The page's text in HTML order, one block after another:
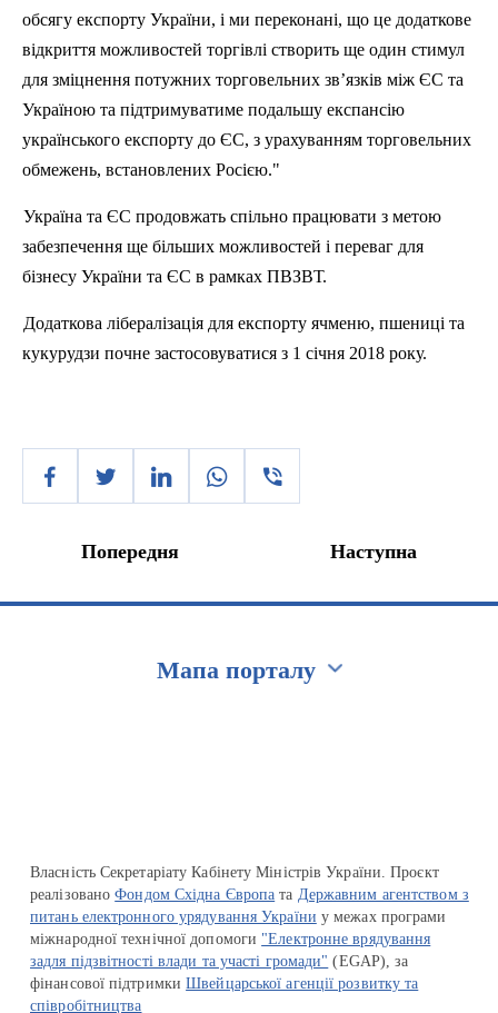
обсягу експорту України, і ми переконані, що це додаткове
відкриття можливостей торгівлі створить ще один стимул
для зміцнення потужних торговельних зв’язків між ЄС та
Україною та підтримуватиме подальшу експансію
українського експорту до ЄС, з урахуванням торговельних
обмежень, встановлених Росією."
Україна та ЄС продовжать спільно працювати з метою
забезпечення ще більших можливостей і переваг для
бізнесу України та ЄС в рамках ПВЗВТ.
Додаткова лібералізація для експорту ячменю, пшениці та
кукурудзи почне застосовуватися з 1 січня 2018 року.
Попередня Наступна
Мапа порталу
Власність Секретаріату Кабінету Міністрів України. Проєкт
реалізованоФондом Східна Європа та Державним агентством з
питань електронного урядування України у межах програми
міжнародної технічної допомоги "Електронне врядування
задля підзвітності влади та участі громади" (EGAP), за
фінансової підтримкиШвейцарської агенції розвитку та
співробітництва